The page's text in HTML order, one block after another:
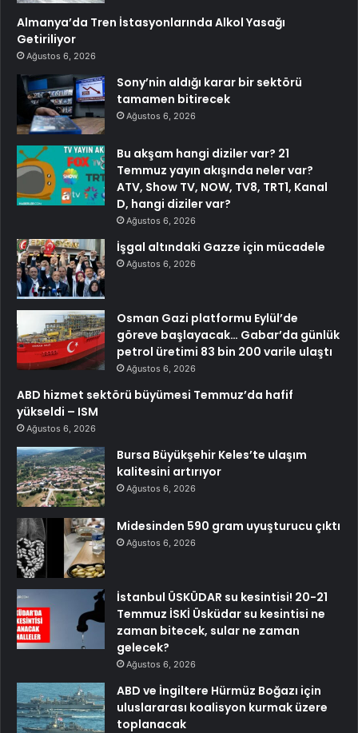
Almanya’da Tren İstasyonlarında Alkol Yasağı
Getiriliyor
Ağustos 6, 2026
Sony’nin aldığı karar bir sektörü
tamamen bitirecek
Ağustos 6, 2026
Bu akşam hangi diziler var? 21
Temmuz yayın akışında neler var?
ATV, Show TV, NOW, TV8, TRT1, Kanal
D, hangi diziler var?
Ağustos 6, 2026
İşgal altındaki Gazze için mücadele
Ağustos 6, 2026
Osman Gazi platformu Eylül’de
göreve başlayacak… Gabar’da günlük
petrol üretimi 83 bin 200 varile ulaştı
Ağustos 6, 2026
ABD hizmet sektörü büyümesi Temmuz’da hafif
yükseldi – ISM
Ağustos 6, 2026
Bursa Büyükşehir Keles’te ulaşım
kalitesini artırıyor
Ağustos 6, 2026
Midesinden 590 gram uyuşturucu çıktı
Ağustos 6, 2026
İstanbul ÜSKÜDAR su kesintisi! 20-21
Temmuz İSKİ Üsküdar su kesintisi ne
zaman bitecek, sular ne zaman
gelecek?
Ağustos 6, 2026
ABD ve İngiltere Hürmüz Boğazı için
uluslararası koalisyon kurmak üzere
toplanacak